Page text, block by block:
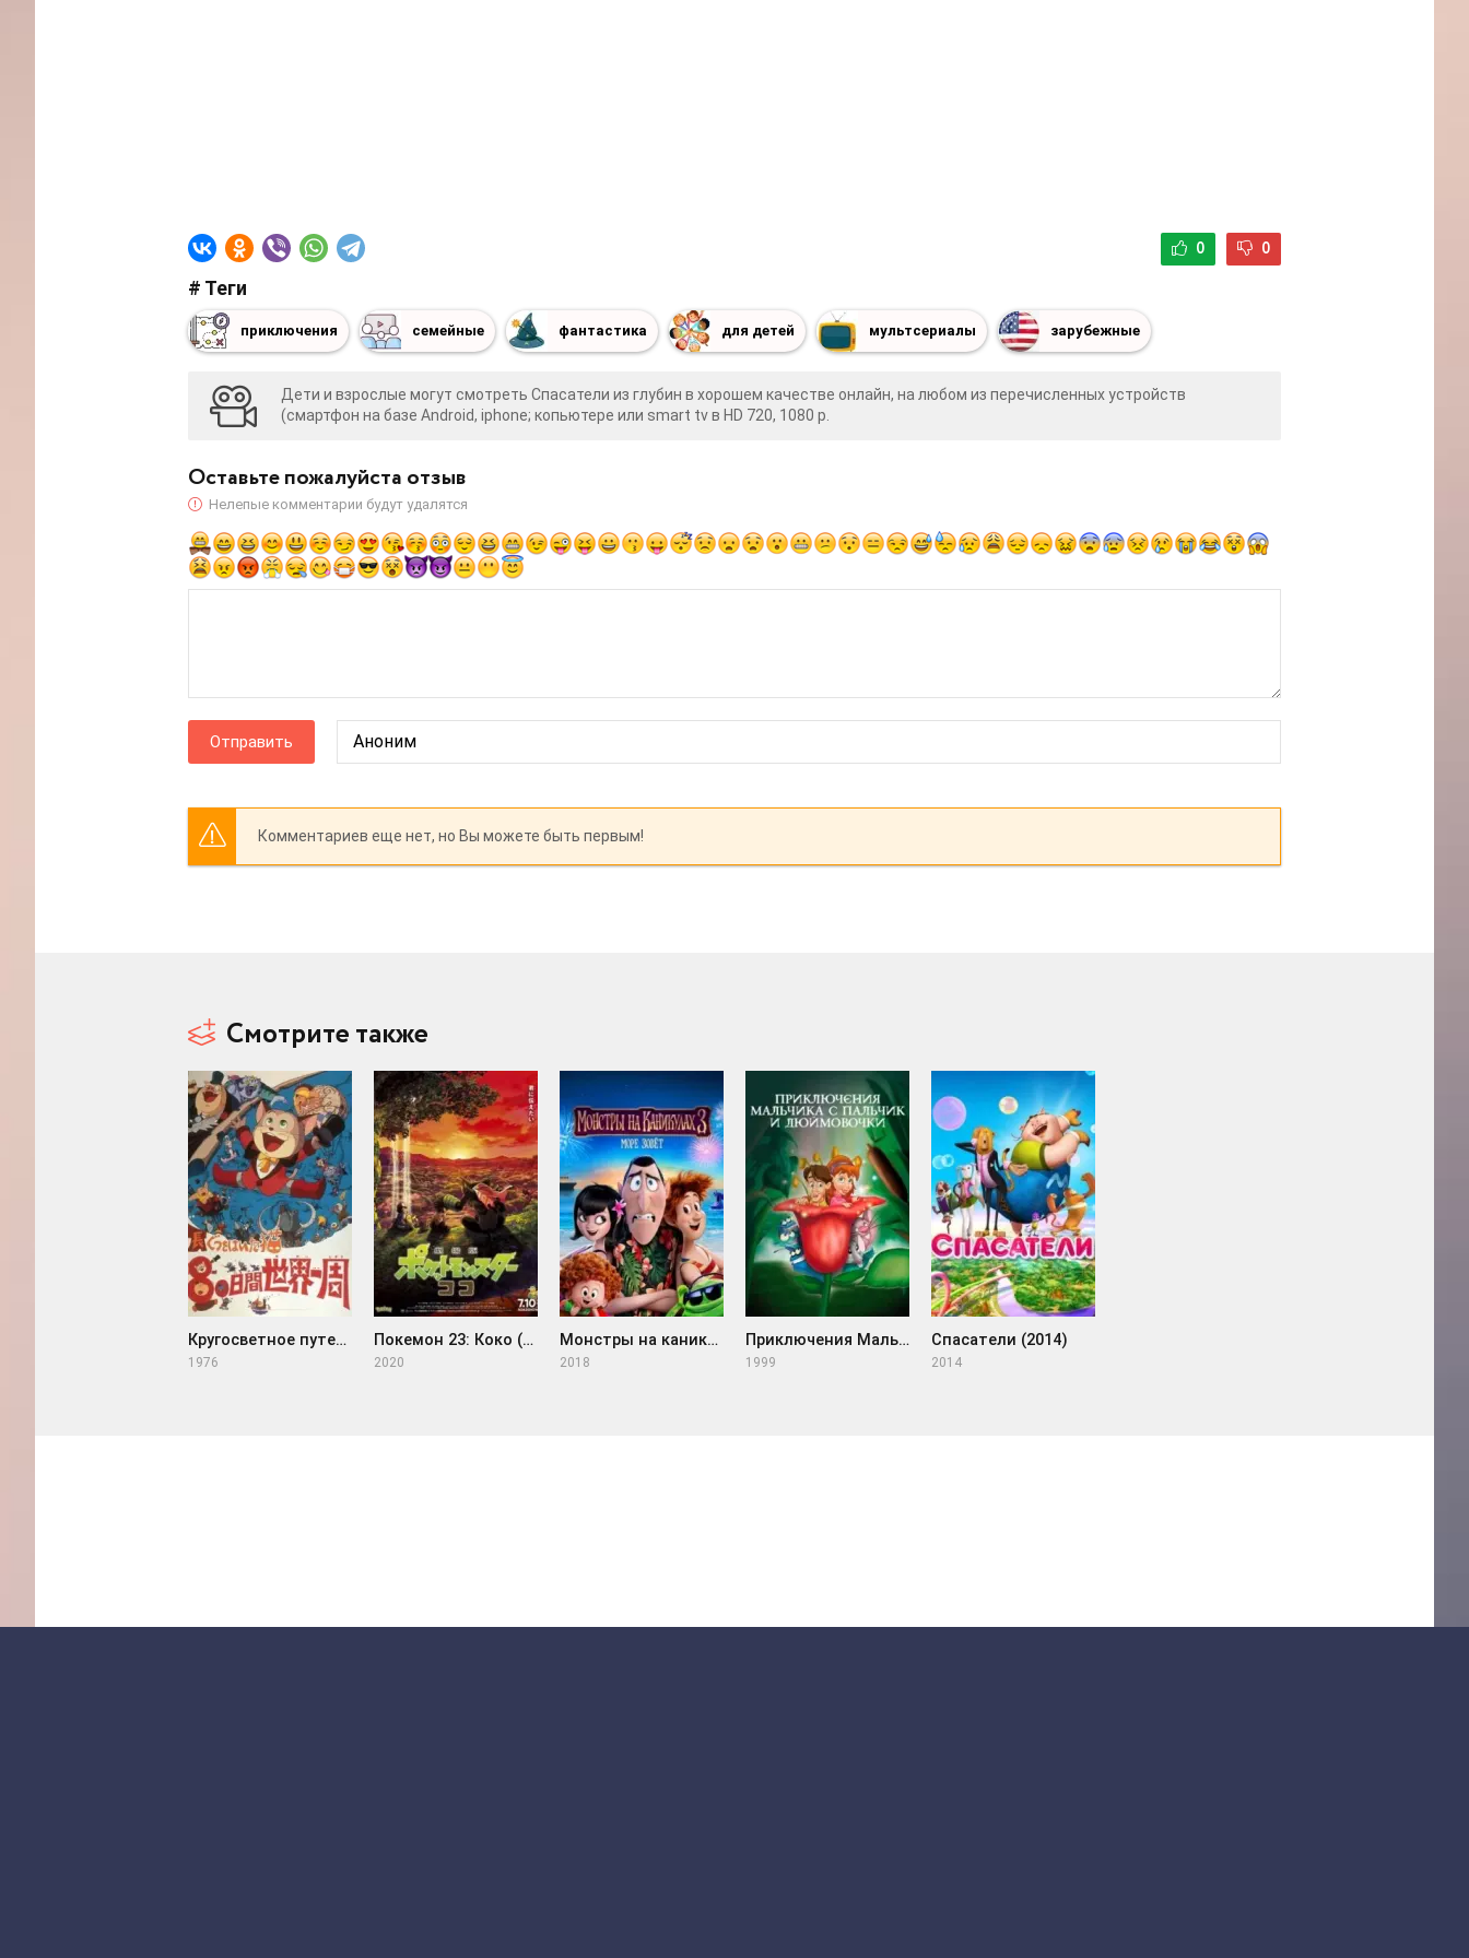
0 0
# Теги
приключения семейные фантастика для детей мультсериалы зарубежные
Дети и взрослые могут cмотреть Спасатели из глубин в хорошем качестве онлайн, на любом из перечисленных устройств
(смартфон на базе Android, iphone; копьютере или smart tv в HD 720, 1080 p.
Оставьте пожалуйста отзыв
Нелепые комментарии будут удалятся
Отправить
Комментариев еще нет, но Вы можете быть первым!
Смотрите также
Кругосветное путешествие Кота в сапогах (1976)
1976
Покемон 23: Коко (2020)
2020
Монстры на каникулах 3: Море зовёт (2018)
2018
Приключения Мальчика с пальчик и Дюймовочки (1999)
1999
Спасатели (2014)
2014